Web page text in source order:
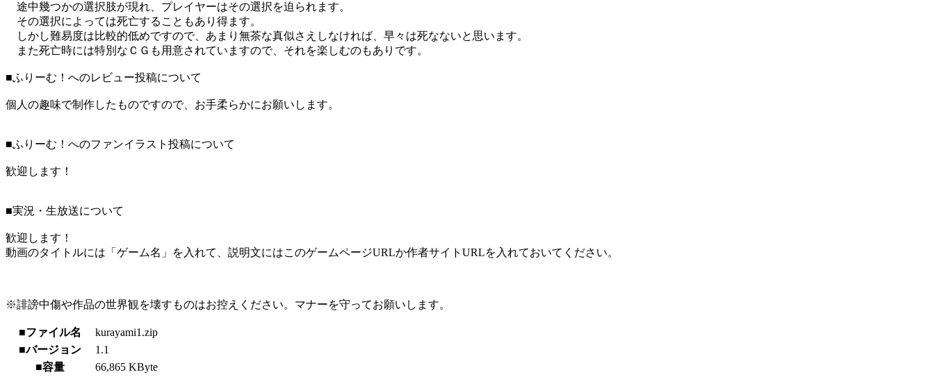
途中幾つかの選択肢が現れ、プレイヤーはその選択を迫られます。
その選択によっては死亡することもあり得ます。
しかし難易度は比較的低めですので、あまり無茶な真似さえしなければ、早々は死なないと思います。
また死亡時には特別なＣＧも用意されていますので、それを楽しむのもありです。
■ふりーむ！へのレビュー投稿について
個人の趣味で制作したものですので、お手柔らかにお願いします。
■ふりーむ！へのファンイラスト投稿について
歓迎します！
■実況・生放送について
歓迎します！
動画のタイトルには「ゲーム名」を入れて、説明文にはこのゲームページURLか作者サイトURLを入れておいてください。
※誹謗中傷や作品の世界観を壊すものはお控えください。マナーを守ってお願いします。
■ファイル名
kurayami1.zip
■バージョン
1.1
■容量
66,865 KByte